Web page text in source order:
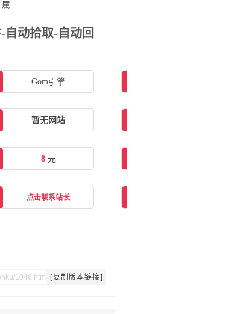
自动拾取-自动回
Gom引擎
暂无网站
8元
点击联系站长
[复制版本链接]